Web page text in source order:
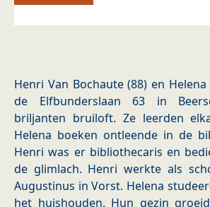
Henri Van Bochaute (88) en
de Elfbunderslaan 63 in
briljanten bruiloft. Ze leerden
Helena boeken ontleende in de
Henri was er bibliothecaris en
de glimlach. Henri werkte als
Augustinus in Vorst. Helena
het huishouden. Hun gezin